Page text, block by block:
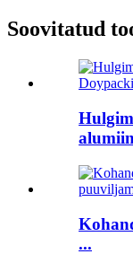
Soovitatud
...